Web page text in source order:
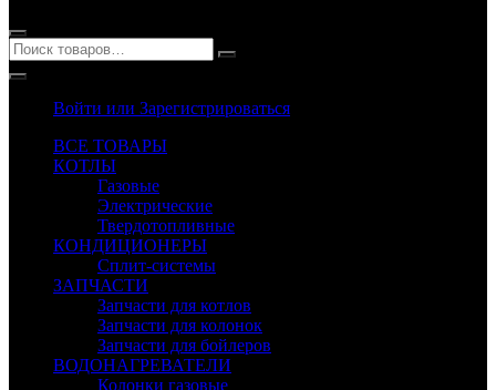
Войти или Зарегистрироваться
ВСЕ ТОВАРЫ
КОТЛЫ
Газовые
Электрические
Твердотопливные
КОНДИЦИОНЕРЫ
Сплит-системы
ЗАПЧАСТИ
Запчасти для котлов
Запчасти для колонок
Запчасти для бойлеров
ВОДОНАГРЕВАТЕЛИ
Колонки газовые